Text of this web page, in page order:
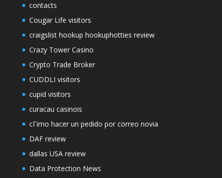
contacts
Cougar Life visitors
craigslist hookup hookuphotties review
Crazy Tower Сasino
Crypto Trade Broker
CUDDLI visitors
cupid visitors
curacau casinois
cГіmo hacer un pedido por correo novia
DAF review
dallas USA review
Data Protection News